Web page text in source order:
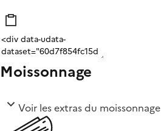
Moissonnage
Voir les extras du moissonnage